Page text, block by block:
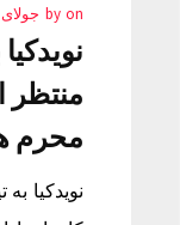
by on جولای 5, 2016
منتظر
محرم
نویدکیا